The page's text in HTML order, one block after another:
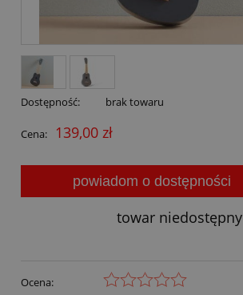
Dostępność: brak towaru
Cena: 139,00 zł
powiadom o dostępności
towar niedostępny
Ocena: